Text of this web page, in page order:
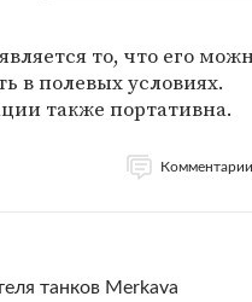
то, что его
в полевых условиях.
также портативна.
танков Merkava